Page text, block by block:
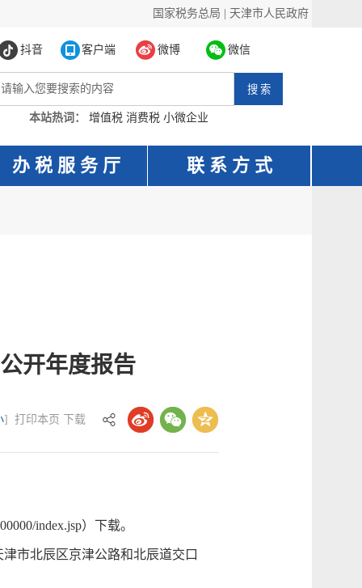
国家税务总局 天津市人民政府
抖音 客户端 微博 微信
本站热词： 增值税 消费税 小微企业
办 税 服 务 厅 联 系 方 式
开年度报告
] 打印本页 下载
index.jsp）下载。
市北辰区京津公路和北辰道交口